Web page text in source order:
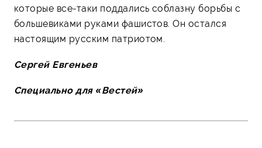
которые все-таки поддались соблазну борьбы с
большевиками руками фашистов. Он остался
настоящим русским патриотом.
Сергей Евгеньев
Специально для «Вестей»